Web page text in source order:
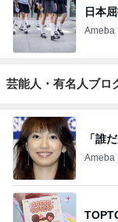
日本
Ameba
芸能人・有名人ブロ
「誰
Ameba